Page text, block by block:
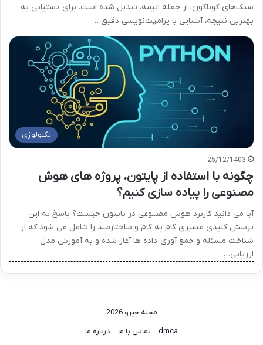
سبک‌های گوناگون، از جمله انیمه، تبدیل شده است. برای دستیابی به
بهترین نتیجه، آشنایی با پرامپت‌نویسی دقیق…
تکنولوژی
25/12/1403
چگونه با استفاده از پایتون، پروژه های هوش
مصنوعی را پیاده سازی کنیم؟
آیا می دانید کاربرد هوش مصنوعی در پایتون چیست؟ پاسخ به این
پرسش کلیدی مسیری گام به گام و ساختارمند را شامل می شود که از
شناخت مسئله و جمع آوری داده ها آغاز شده و به آموزش مدل
ارزیابی…
مجله جیرو 2026
dmca
تماس با ما درباره ما